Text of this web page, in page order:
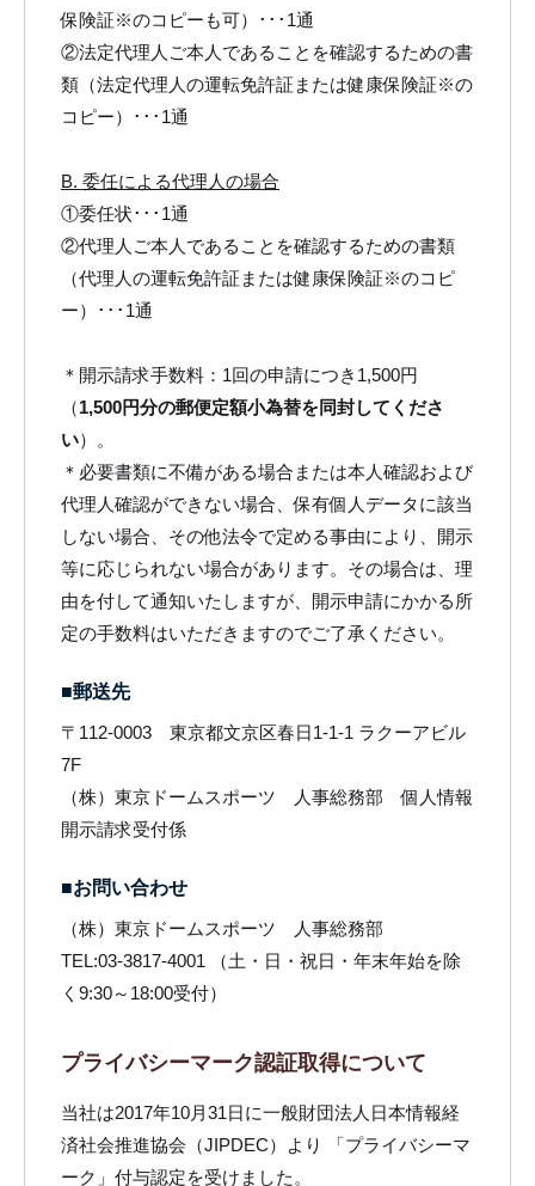
保険証※のコピーも可）･･･1通
②法定代理人ご本人であることを確認するための書
類（法定代理人の運転免許証または健康保険証※の
コピー）･･･1通
B. 委任による代理人の場合
①委任状･･･1通
②代理人ご本人であることを確認するための書類
（代理人の運転免許証または健康保険証※のコピ
ー）･･･1通
＊開示請求手数料：1回の申請につき1,500円
（1,500円分の郵便定額小為替を同封してくださ
い）。
＊必要書類に不備がある場合または本人確認および
代理人確認ができない場合、保有個人データに該当
しない場合、その他法令で定める事由により、開示
等に応じられない場合があります。その場合は、理
由を付して通知いたしますが、開示申請にかかる所
定の手数料はいただきますのでご了承ください。
■郵送先
〒112-0003 東京都文京区春日1-1-1 ラクーアビル
7F
（株）東京ドームスポーツ 人事総務部 個人情報
開示請求受付係
■お問い合わせ
（株）東京ドームスポーツ 人事総務部
TEL:03-3817-4001 （土・日・祝日・年末年始を除
く9:30～18:00受付）
プライバシーマーク認証取得について
当社は2017年10月31日に一般財団法人日本情報経
済社会推進協会（JIPDEC）より 「プライバシーマ
ーク」付与認定を受けました。